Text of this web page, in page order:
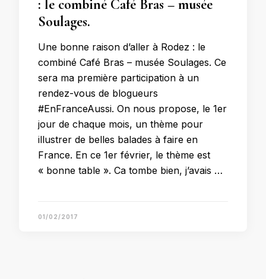
: le combiné Café Bras – musée
Soulages.
Une bonne raison d’aller à Rodez : le
combiné Café Bras – musée Soulages. Ce
sera ma première participation à un
rendez-vous de blogueurs
#EnFranceAussi. On nous propose, le 1er
jour de chaque mois, un thème pour
illustrer de belles balades à faire en
France. En ce 1er février, le thème est
« bonne table ». Ca tombe bien, j’avais …
01/02/2017